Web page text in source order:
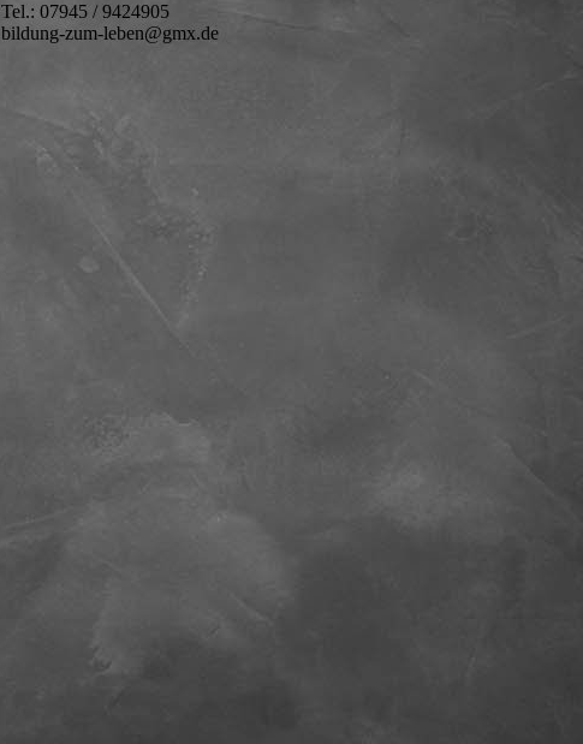
Tel.: 07945 / 9424905
bildung-zum-leben@gmx.de